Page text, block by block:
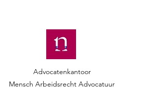
Advocatenkantoor
Mensch Arbeidsrecht Advocatuur​​